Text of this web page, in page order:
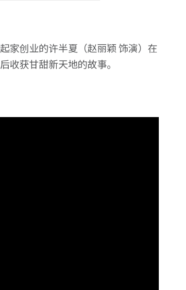
家创业的许半夏（赵丽颖 饰演）在
收获甘甜新天地的故事。